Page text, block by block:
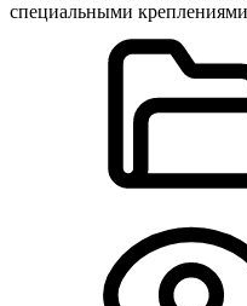
специальными